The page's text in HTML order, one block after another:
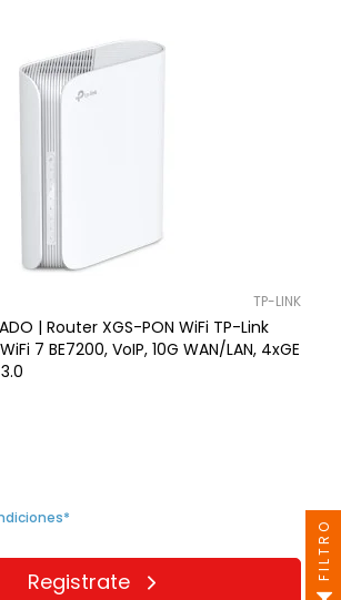
TP-LINK
| Router XGS-PON WiFi TP-Link
7 BE7200, VoIP, 10G WAN/LAN, 4xGE
Registrate
FILTRO